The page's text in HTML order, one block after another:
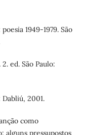
1949-1979. São
ed. São Paulo:
Dabliú, 2001.
como
alguns pressupostos